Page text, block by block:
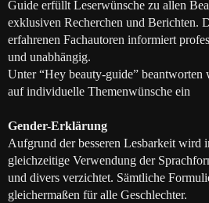
Guide erfüllt Leserwünsche zu allen
exklusiven Recherchen und Berichten.
erfahrenen Fachautoren informiert
und unabhängig.
Unter “Hey beauty-guide” beantworten
auf individuelle Themenwünsche ein
Gender-Erklärung
Aufgrund der besseren Lesbarkeit wird
gleichzeitige Verwendung der
und divers verzichtet. Sämtliche
gleichermaßen für alle Geschlechter.